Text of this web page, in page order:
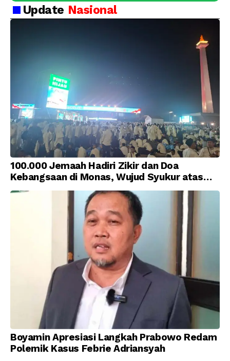
Update Nasional
100.000 Jemaah Hadiri Zikir dan Doa
Kebangsaan di Monas, Wujud Syukur atas
Kemerdekaan Indonesia
Boyamin Apresiasi Langkah Prabowo Redam
Polemik Kasus Febrie Adriansyah